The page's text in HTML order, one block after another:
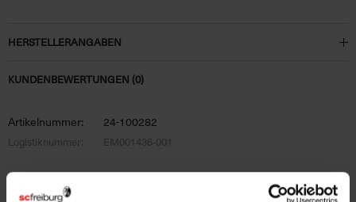
HERSTELLERANGABEN
KUNDENBEWERTUNGEN (0)
Artikelnummer: 24-100282
Logistiknummer: EM001436-001